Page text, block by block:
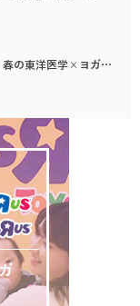
春の東洋医学×ヨガ…